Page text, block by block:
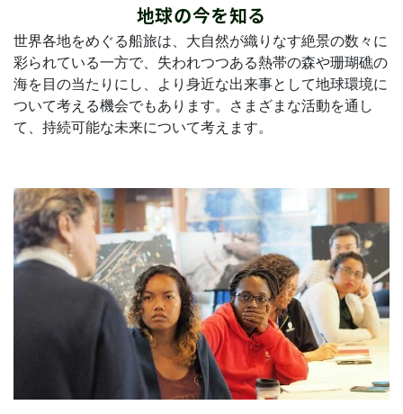
地球の今を知る
世界各地をめぐる船旅は、大自然が織りなす絶景の数々に
彩られている一方で、失われつつある熱帯の森や珊瑚礁の
海を目の当たりにし、より身近な出来事として地球環境に
ついて考える機会でもあります。さまざまな活動を通し
て、持続可能な未来について考えます。